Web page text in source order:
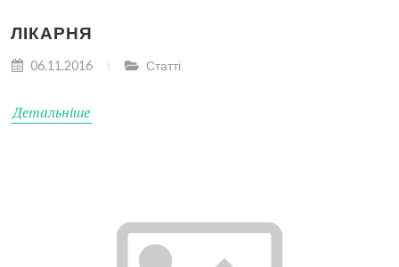
ЛІКАРНЯ
06.11.2016 Статті
Детальніше